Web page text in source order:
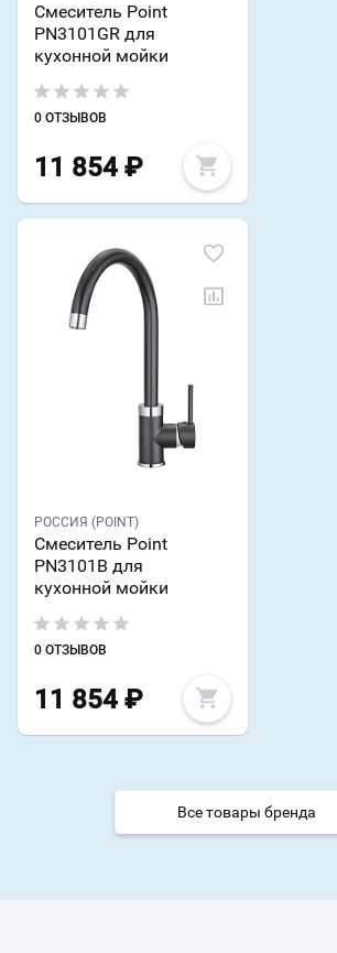
Смеситель Point
PN3101GR для
кухонной мойки
0 ОТЗЫВОВ
11 854 ₽
РОССИЯ (POINT)
Смеситель Point
PN3101B для
кухонной мойки
0 ОТЗЫВОВ
11 854 ₽
Все товары бренда